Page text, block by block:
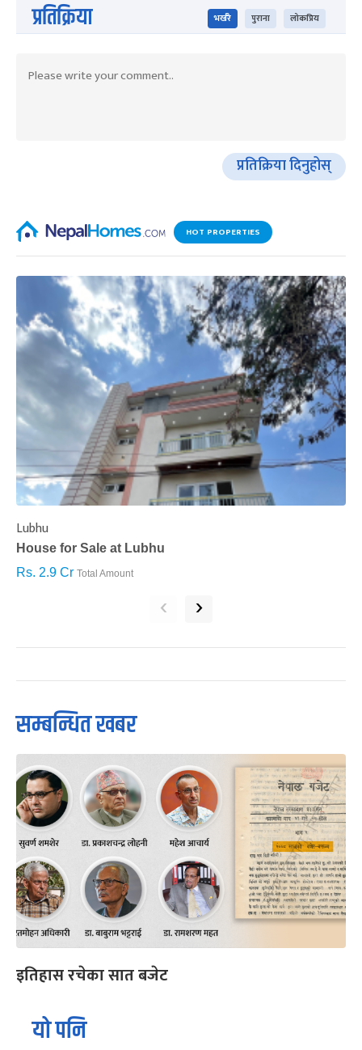
प्रतिक्रिया भर्खरै पुराना लोकप्रिय
प्रतिक्रिया दिनुहोस्
HOT PROPERTIES
Lubhu
House for Sale at Lubhu
Rs. 2.9 Cr Total Amount
‹ ›
सम्बन्धित खबर
इतिहास रचेका सात बजेट
यो पनि